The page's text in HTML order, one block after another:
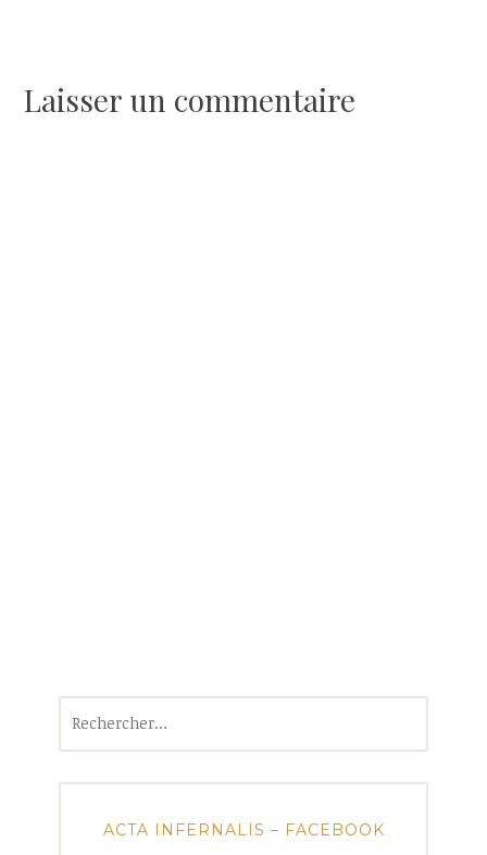
l’article
Laisser un commentaire
ACTA INFERNALIS – FACEBOOK